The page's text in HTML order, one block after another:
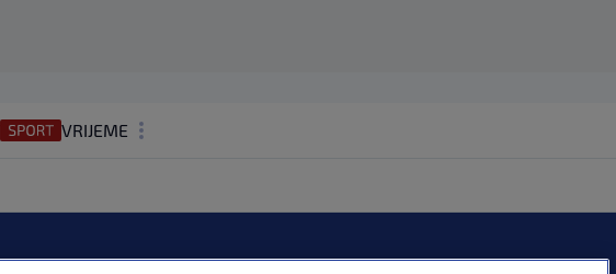
VRIJEME
REGIJA
MAGAZIN